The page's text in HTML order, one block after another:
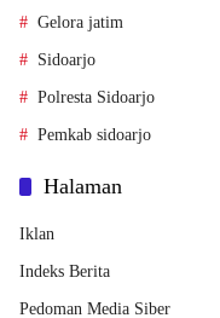
Gelora jatim
Sidoarjo
Polresta Sidoarjo
Pemkab sidoarjo
Halaman
Iklan
Indeks Berita
Pedoman Media Siber